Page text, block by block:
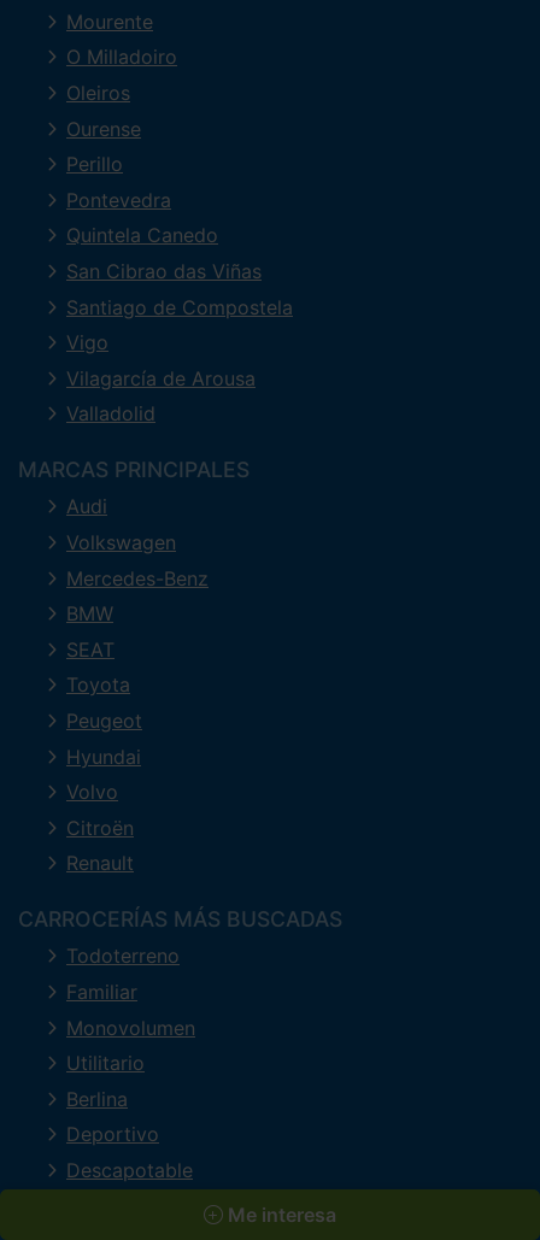
Me interesa
Mourente
O Milladoiro
Oleiros
Ourense
Perillo
Pontevedra
Quintela Canedo
San Cibrao das Viñas
Santiago de Compostela
Vigo
Vilagarcía de Arousa
Valladolid
MARCAS PRINCIPALES
Audi
Volkswagen
Mercedes-Benz
BMW
SEAT
Toyota
Peugeot
Hyundai
Volvo
Citroën
Renault
CARROCERÍAS MÁS BUSCADAS
Todoterreno
Familiar
Monovolumen
Utilitario
Berlina
Deportivo
Descapotable